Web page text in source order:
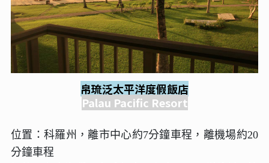
帛琉泛太平洋度假飯店
Palau Pacific Resort
位置：科羅州，離市中心約7分鐘車程，離機場約20
分鐘車程